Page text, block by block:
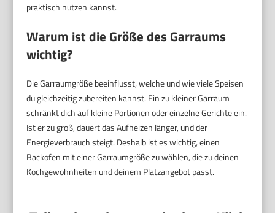
praktisch nutzen kannst.
Warum ist die Größe des Garraums
wichtig?
Die Garraumgröße beeinflusst, welche und wie viele Speisen
du gleichzeitig zubereiten kannst. Ein zu kleiner Garraum
schränkt dich auf kleine Portionen oder einzelne Gerichte ein.
Ist er zu groß, dauert das Aufheizen länger, und der
Energieverbrauch steigt. Deshalb ist es wichtig, einen
Backofen mit einer Garraumgröße zu wählen, die zu deinen
Kochgewohnheiten und deinem Platzangebot passt.